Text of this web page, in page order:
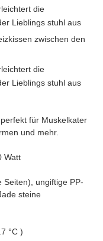
die
Lieblings stuhl aus
zwischen den
die
Lieblings stuhl aus
für Muskelkater
und mehr.
Watt
Seiten), ungiftige PP-
steine
°C )